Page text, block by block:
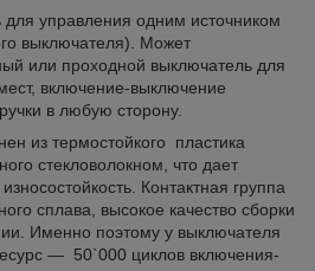
управления одним источником
выключателя). Может
или проходной выключатель для
включение-выключение
в любую сторону.
из термостойкого пластика
стекловолокном, что дает
Контактная группа
сплава, высокое качество сборки
Именно поэтому у выключателя
— 50`000 циклов включения-